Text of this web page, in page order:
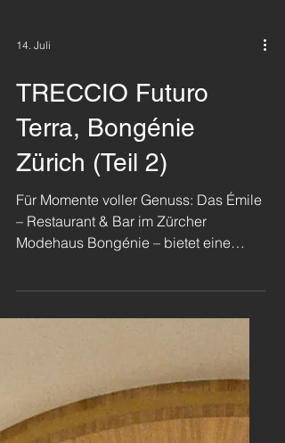
14. Juli
TRECCIO Futuro
Terra, Bongénie
Zürich (Teil 2)
Für Momente voller Genuss: Das Émile
Parkettboden TRECCIO Futuro Terra
von Ticinoro. Zwischen Luxus-Fashion
und Business-Termin präsentiert sich
an der beliebten Bahnhofstrasse ein